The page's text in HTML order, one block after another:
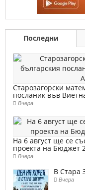
Последни
Старозагорски
посланик във
Вчера
На 6 август ще се
проекта на Бюджет
Вчера
В Стара
Вчера